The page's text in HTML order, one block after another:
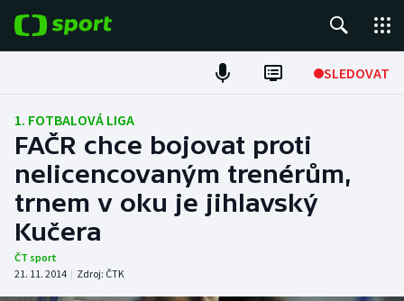
SLEDOVAT
Fotbal
Hokej
Tenis
Atletika
1. FOTBALOVÁ LIGA
FAČR chce bojovat proti
nelicencovaným trenérům,
trnem v oku je jihlavský
Kučera
ČT sport
21. 11. 2014 | Zdroj: ČTK